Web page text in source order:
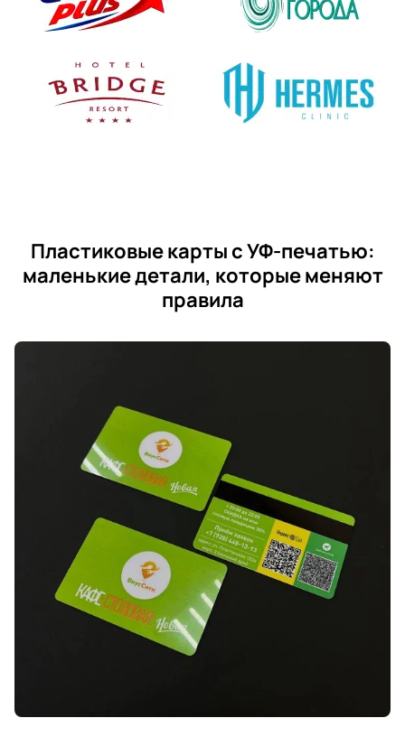
Пластиковые карты с УФ-печатью:
маленькие детали, которые меняют
правила